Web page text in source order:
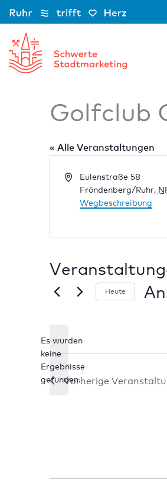
Zum
Inhalt
springen
Golfclub
« Alle Veranstaltungen
AdresseEulenstraße 58
Fröndenberg/Ruhr,
Wegbeschreibung
Hinweis
Es wurden
keine
Ergebnisse
gefunden.
Heute
Vorherige